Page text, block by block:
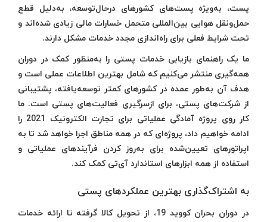
پست، به‌ویژه پست‌های کشورهای درحال‌توسعه، به‌دلیل قطع
حمل‌و‌نقل هوایی بین‌المللی متحمل خسارات مالی زیادی شده‌اند و
تحت شرایط فعلی برای راه‌اندازی مجدد خدمات مشکل دارند.
ما یک راهنمای بازیابی خدمات پستی را به‌منظور کمک در دوران
همه‌گیری منتشر می‌کنیم که شامل بهترین اطلاعات عملی است و
هدف آن به‌طور عمده در کشورهای کمتر توسعه‌یافته، پشتیبانی
از شرکت‌های پستی، برای ازسرگیری فعالیت‌های پستی است. ما
کار روی پروژه آمادگی عملیاتی برای تجارت الکترونیک 2021 را
ادامه خواهیم داد، پروژه‌ای که در همه مناطق اجرا خواهد شد تا به
اپراتورهای تعیین‌شده برای به‌روز کردن فرآیندهای عملیاتی و
استفاده از همه ابزارهای استاندارد آی‌تی کمک کند.
به اشتراک‌گذاری بهترین عملکردهای پستی
در دوران بحران کووید 19، از تحویل کالا گرفته تا ارائه خدمات